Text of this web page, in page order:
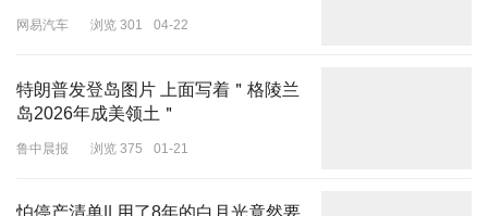
网易汽车 浏览 301 04-22
特朗普发登岛图片 上面写着＂格陵兰
岛2026年成美领土＂
鲁中晨报 浏览 375 01-21